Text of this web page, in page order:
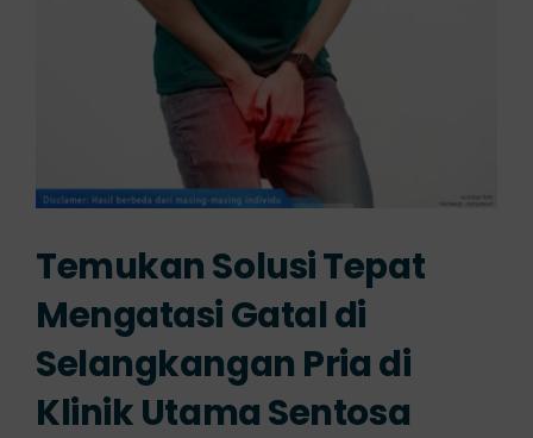
Temukan Solusi Tepat
Mengatasi Gatal di
Selangkangan Pria di
Klinik Utama Sentosa